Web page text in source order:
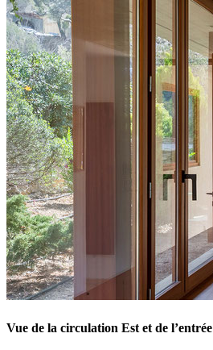
Vue de la circulation Est et de l’entrée